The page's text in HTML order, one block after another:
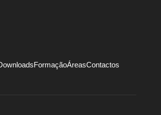
FormaçãoÁreasContactos